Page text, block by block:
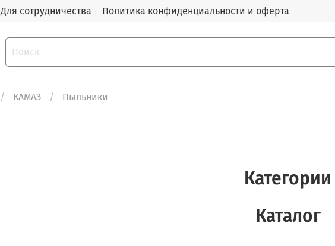
Для сотрудничества Политика конфиденциальности и оферта
КАМАЗ Пыльники
Категории
Каталог